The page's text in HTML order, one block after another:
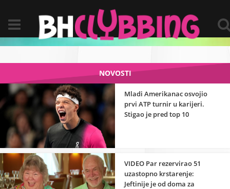
NOVOSTI
Mladi Amerikanac osvojio
prvi ATP turnir u karijeri.
Stigao je pred top 10
VIDEO Par rezervirao 51
uzastopno krstarenje:
Jeftinije je od doma za